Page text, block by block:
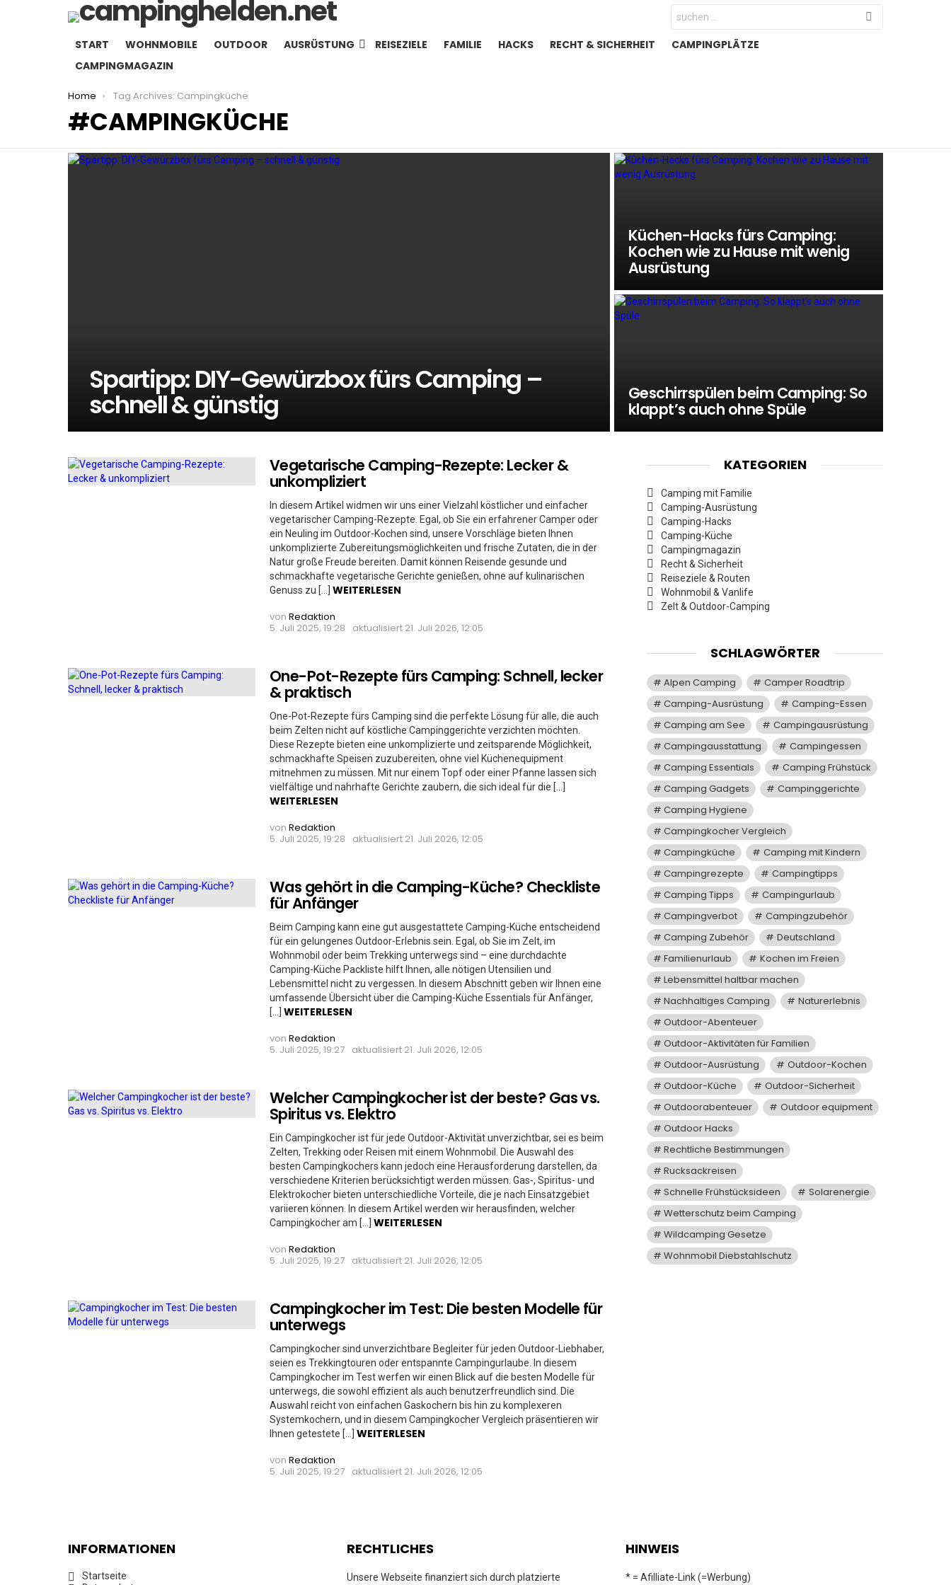
Search
for:
START WOHNMOBILE OUTDOOR AUSRÜSTUNG REISEZIELE FAMILIE HACKS RECHT & SICHERHEIT
CAMPINGPLÄTZE
CAMPINGMAGAZIN
You are here:
Home Tag Archives: Campingküche
CAMPINGKÜCHE
LATEST
STORIES
Spartipp: DIY-Gewürzbox fürs Camping –
schnell & günstig
Küchen-Hacks fürs Camping:
Kochen wie zu Hause mit wenig
Ausrüstung
Geschirrspülen beim Camping: So
klappt’s auch ohne Spüle
MORE
STORIES
Vegetarische Camping-Rezepte: Lecker &
unkompliziert
In diesem Artikel widmen wir uns einer Vielzahl köstlicher und einfacher
vegetarischer Camping-Rezepte. Egal, ob Sie ein erfahrener Camper oder
ein Neuling im Outdoor-Kochen sind, unsere Vorschläge bieten Ihnen
unkomplizierte Zubereitungsmöglichkeiten und frische Zutaten, die in der
Natur große Freude bereiten. Damit können Reisende gesunde und
schmackhafte vegetarische Gerichte genießen, ohne auf kulinarischen
Genuss zu […] WEITERLESEN
von Redaktion
5. Juli 2025, 19:28
aktualisiert 21. Juli 2026, 12:05
One-Pot-Rezepte fürs Camping: Schnell, lecker
& praktisch
One-Pot-Rezepte fürs Camping sind die perfekte Lösung für alle, die auch
beim Zelten nicht auf köstliche Campinggerichte verzichten möchten.
Diese Rezepte bieten eine unkomplizierte und zeitsparende Möglichkeit,
schmackhafte Speisen zuzubereiten, ohne viel Küchenequipment
mitnehmen zu müssen. Mit nur einem Topf oder einer Pfanne lassen sich
vielfältige und nahrhafte Gerichte zaubern, die sich ideal für die […]
WEITERLESEN
von Redaktion
5. Juli 2025, 19:28
aktualisiert 21. Juli 2026, 12:05
Was gehört in die Camping-Küche? Checkliste
für Anfänger
Beim Camping kann eine gut ausgestattete Camping-Küche entscheidend
für ein gelungenes Outdoor-Erlebnis sein. Egal, ob Sie im Zelt, im
Wohnmobil oder beim Trekking unterwegs sind – eine durchdachte
Camping-Küche Packliste hilft Ihnen, alle nötigen Utensilien und
Lebensmittel nicht zu vergessen. In diesem Abschnitt geben wir Ihnen eine
umfassende Übersicht über die Camping-Küche Essentials für Anfänger,
[…] WEITERLESEN
von Redaktion
5. Juli 2025, 19:27 aktualisiert 21. Juli 2026, 12:05
Welcher Campingkocher ist der beste? Gas vs.
Spiritus vs. Elektro
Ein Campingkocher ist für jede Outdoor-Aktivität unverzichtbar, sei es beim
Zelten, Trekking oder Reisen mit einem Wohnmobil. Die Auswahl des
besten Campingkochers kann jedoch eine Herausforderung darstellen, da
verschiedene Kriterien berücksichtigt werden müssen. Gas-, Spiritus- und
Elektrokocher bieten unterschiedliche Vorteile, die je nach Einsatzgebiet
variieren können. In diesem Artikel werden wir herausfinden, welcher
Campingkocher am […] WEITERLESEN
von Redaktion
5. Juli 2025, 19:27 aktualisiert 21. Juli 2026, 12:05
Campingkocher im Test: Die besten Modelle für
unterwegs
Campingkocher sind unverzichtbare Begleiter für jeden Outdoor-Liebhaber,
seien es Trekkingtouren oder entspannte Campingurlaube. In diesem
Campingkocher im Test werfen wir einen Blick auf die besten Modelle für
unterwegs, die sowohl effizient als auch benutzerfreundlich sind. Die
Auswahl reicht von einfachen Gaskochern bis hin zu komplexeren
Systemkochern, und in diesem Campingkocher Vergleich präsentieren wir
Ihnen getestete […] WEITERLESEN
von Redaktion
5. Juli 2025, 19:27 aktualisiert 21. Juli 2026, 12:05
KATEGORIEN
Camping mit Familie
Camping-Ausrüstung
Camping-Hacks
Camping-Küche
Campingmagazin
Recht & Sicherheit
Reiseziele & Routen
Wohnmobil & Vanlife
Zelt & Outdoor-Camping
SCHLAGWÖRTER
Alpen Camping
Camper Roadtrip
Camping-Ausrüstung
Camping-Essen
Camping am See
Campingausrüstung
Campingausstattung
Campingessen
Camping Essentials
Camping Frühstück
Camping Gadgets
Campinggerichte
Camping Hygiene
Campingkocher Vergleich
Campingküche
Camping mit Kindern
Campingrezepte
Campingtipps
Camping Tipps
Campingurlaub
Campingverbot
Campingzubehör
Camping Zubehör
Deutschland
Familienurlaub
Kochen im Freien
Lebensmittel haltbar machen
Nachhaltiges Camping
Naturerlebnis
Outdoor-Abenteuer
Outdoor-Aktivitäten für Familien
Outdoor-Ausrüstung
Outdoor-Kochen
Outdoor-Küche
Outdoor-Sicherheit
Outdoorabenteuer
Outdoor equipment
Outdoor Hacks
Rechtliche Bestimmungen
Rucksackreisen
Schnelle Frühstücksideen
Solarenergie
Wetterschutz beim Camping
Wildcamping Gesetze
Wohnmobil Diebstahlschutz
INFORMATIONEN
Startseite
RECHTLICHES
Unsere Webseite finanziert sich durch platzierte
HINWEIS
* = Afilliate-Link (=Werbung)